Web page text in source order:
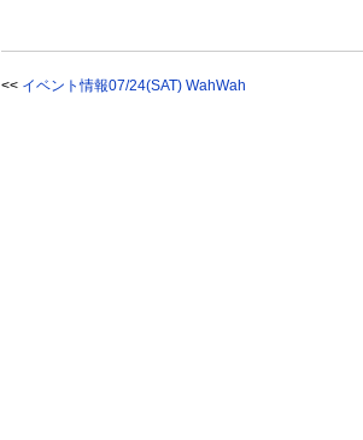
<< イベント情報07/24(SAT) WahWah